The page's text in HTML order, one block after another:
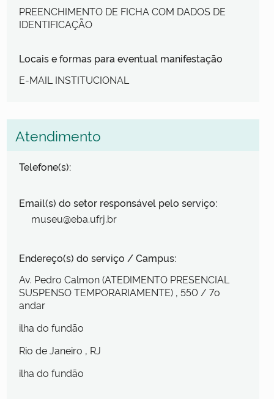
PREENCHIMENTO DE FICHA COM DADOS DE
IDENTIFICAÇÃO
Locais e formas para eventual manifestação
E-MAIL INSTITUCIONAL
Atendimento
Telefone(s):
Email(s) do setor responsável pelo serviço:
museu@eba.ufrj.br
Endereço(s) do serviço / Campus:
Av. Pedro Calmon (ATEDIMENTO PRESENCIAL
SUSPENSO TEMPORARIAMENTE) , 550 / 7o
andar
ilha do fundão
Rio de Janeiro , RJ
ilha do fundão